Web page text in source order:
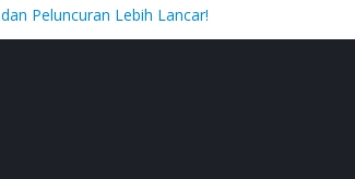
dan Peluncuran Lebih Lancar!